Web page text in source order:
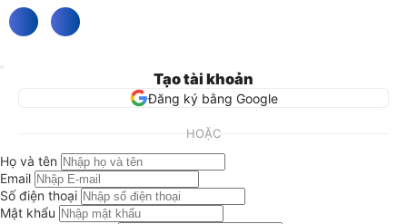
Tạo tài khoản
Đăng ký bằng Google
HOẶC
Họ và tên
Email
Số điện thoại
Mật khẩu